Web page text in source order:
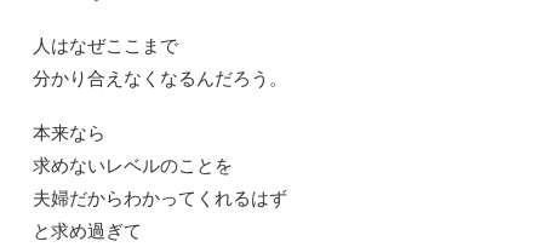
人はなぜここまで
分かり合えなくなるんだろう。
本来なら
求めないレベルのことを
夫婦だからわかってくれるはず
と求め過ぎて